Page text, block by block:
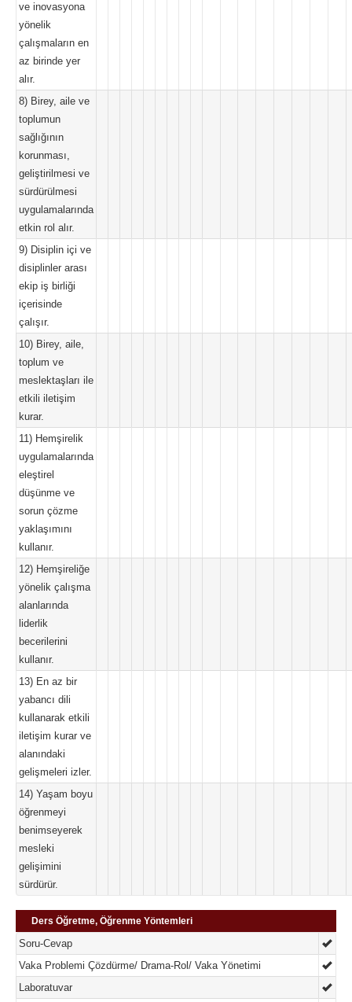
ve inovasyona
yönelik
çalışmaların en
az birinde yer
alır.
8) Birey, aile ve
toplumun
sağlığının
korunması,
geliştirilmesi ve
sürdürülmesi
uygulamalarında
etkin rol alır.
9) Disiplin içi ve
disiplinler arası
ekip iş birliği
içerisinde
çalışır.
10) Birey, aile,
toplum ve
meslektaşları ile
etkili iletişim
kurar.
11) Hemşirelik
uygulamalarında
eleştirel
düşünme ve
sorun çözme
yaklaşımını
kullanır.
12) Hemşireliğe
yönelik çalışma
alanlarında
liderlik
becerilerini
kullanır.
13) En az bir
yabancı dili
kullanarak etkili
iletişim kurar ve
alanındaki
gelişmeleri izler.
14) Yaşam boyu
öğrenmeyi
benimseyerek
mesleki
gelişimini
sürdürür.
Ders Öğretme, Öğrenme Yöntemleri
Soru-Cevap
Vaka Problemi Çözdürme/ Drama-Rol/ Vaka Yönetimi
Laboratuvar